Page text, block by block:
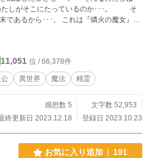
これは『燐火の魔女』と
ん。ですが、作者は個人的には恋愛方面で
ーンはあまりないとは思いますが、感情移
激になるかもしれません。ご注意くださ
のでも巻き戻りもの等ではありませんの
ペース展開だと思います。ド派手(？)な恋
11,051 位 / 66,378件
異世界 魔法 精霊
感想数 5
文字数 52,953
終更新日 2023.12.18
登録日 2023.10.23
お気に入り追加 191